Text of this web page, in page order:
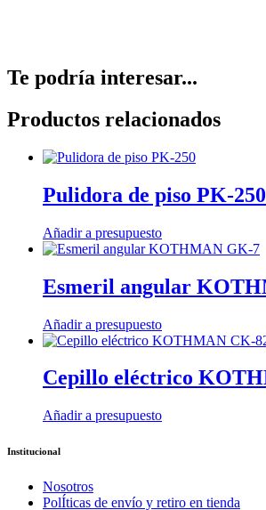
Te podría interesar...
Productos relacionados
Pulidora de piso PK-250
Añadir a presupuesto
Esmeril angular
Añadir a presupuesto
Cepillo eléctrico
Añadir a presupuesto
Institucional
Nosotros
PolÍticas de envío y retiro en tienda